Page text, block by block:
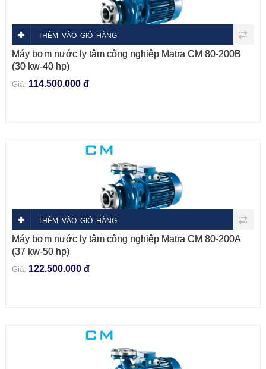
THÊM VÀO GIỎ HÀNG
Máy bơm nước ly tâm công nghiệp Matra CM 80-200B
(30 kw-40 hp)
Giá: 114.500.000 đ
THÊM VÀO GIỎ HÀNG
Máy bơm nước ly tâm công nghiệp Matra CM 80-200A
(37 kw-50 hp)
Giá: 122.500.000 đ